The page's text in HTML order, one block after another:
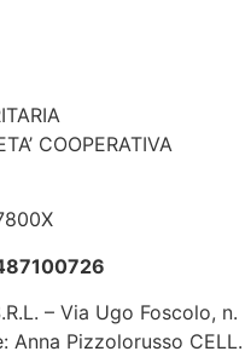
COOPERATIVA
– Via Ugo Foscolo, n.
Anna Pizzolorusso CELL.